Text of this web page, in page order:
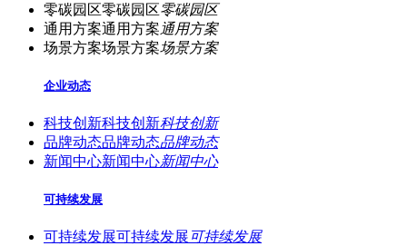
零碳园区零碳园区零碳园区
通用方案通用方案通用方案
场景方案场景方案场景方案
企业动态
科技创新科技创新科技创新
品牌动态品牌动态品牌动态
新闻中心新闻中心新闻中心
可持续发展
可持续发展可持续发展 可持续发展